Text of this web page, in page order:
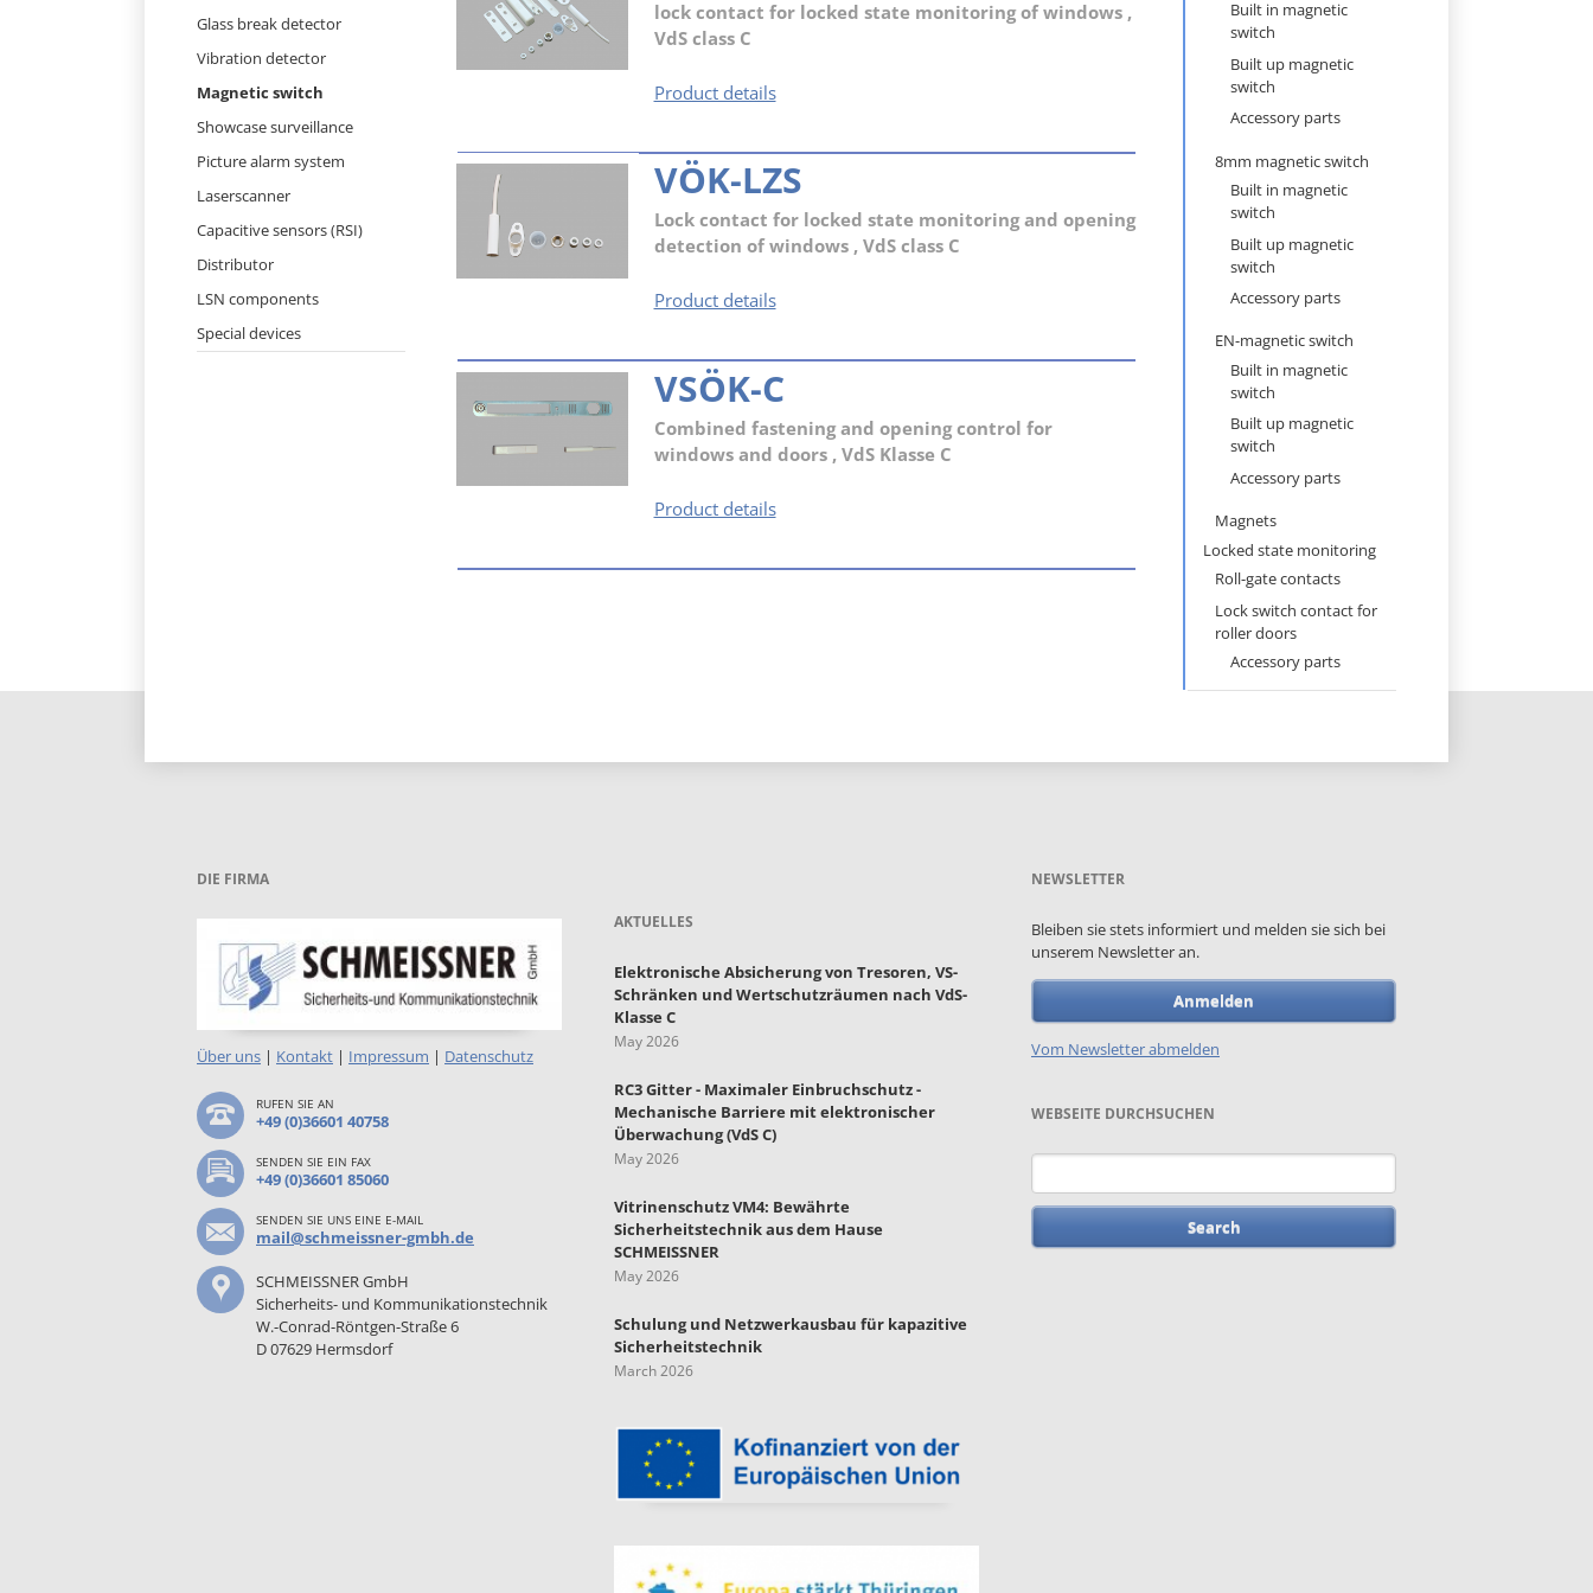
Skip
Glass break detector
Vibration detector
Magnetic switch
Showcase surveillance
Picture alarm system
Laserscanner
Capacitive sensors (RSI)
Distributor
LSN components
Special devices
lock contact for locked state monitoring of windows ,
VdS class C
Product detailsVK-
VÖK-LZS
Lock contact for locked state monitoring and opening
detection of windows , VdS class C
Product detailsVÖK-
VSÖK-C
Combined fastening and opening control for
windows and doors , VdS Klasse C
Product detailsVSÖK-
navigation
Built in magnetic
switch
Built up magnetic
switch
Accessory parts
8mm magnetic switch
Built in magnetic
switch
Built up magnetic
switch
Accessory parts
EN-magnetic switch
Built in magnetic
switch
Built up magnetic
switch
Accessory parts
Magnets
Locked state monitoring
Roll-gate contacts
Lock switch contact for
roller doors
Accessory parts
DIE FIRMA
Über uns | Kontakt | Impressum | Datenschutz
RUFEN SIE AN
+49 (0)36601 40758
SENDEN SIE EIN FAX
+49 (0)36601 85060
SENDEN SIE UNS EINE E-MAIL
mail@schmeissner-gmbh.de
SCHMEISSNER GmbH
Sicherheits- und Kommunikationstechnik
W.-Conrad-Röntgen-Straße 6
D 07629 Hermsdorf
AKTUELLES
Elektronische Absicherung von Tresoren, VS-
Schränken und Wertschutzräumen nach VdS-
Klasse C
May 2026
RC3 Gitter - Maximaler Einbruchschutz -
Mechanische Barriere mit elektronischer
Überwachung (VdS C)
May 2026
Vitrinenschutz VM4: Bewährte
Sicherheitstechnik aus dem Hause
SCHMEISSNER
May 2026
Schulung und Netzwerkausbau für kapazitive
Sicherheitstechnik
March 2026
NEWSLETTER
Bleiben sie stets informiert und melden sie sich bei
unserem Newsletter an.
Anmelden
Vom Newsletter abmelden
WEBSEITE DURCHSUCHEN